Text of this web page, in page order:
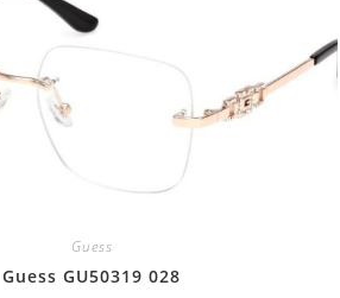
Guess
Guess GU50319 028